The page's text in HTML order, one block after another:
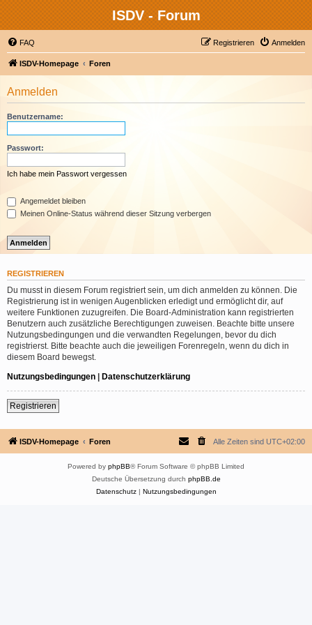
ISDV - Forum
FAQ Anmelden
Registrieren
ISDV-Homepage Foren
Anmelden
Benutzername:
Passwort:
Ich habe mein Passwort vergessen
Angemeldet bleiben
Meinen Online-Status während dieser Sitzung verbergen
REGISTRIEREN
Du musst in diesem Forum registriert sein, um dich anmelden zu können. Die
Registrierung ist in wenigen Augenblicken erledigt und ermöglicht dir, auf
weitere Funktionen zuzugreifen. Die Board-Administration kann registrierten
Benutzern auch zusätzliche Berechtigungen zuweisen. Beachte bitte unsere
Nutzungsbedingungen und die verwandten Regelungen, bevor du dich
registrierst. Bitte beachte auch die jeweiligen Forenregeln, wenn du dich in
diesem Board bewegst.
Nutzungsbedingungen | Datenschutzerklärung
Registrieren
ISDV-Homepage Foren Alle Zeiten sind UTC+02:00
Powered by phpBB® Forum Software © phpBB Limited
Deutsche Übersetzung durch phpBB.de
Datenschutz| Nutzungsbedingungen